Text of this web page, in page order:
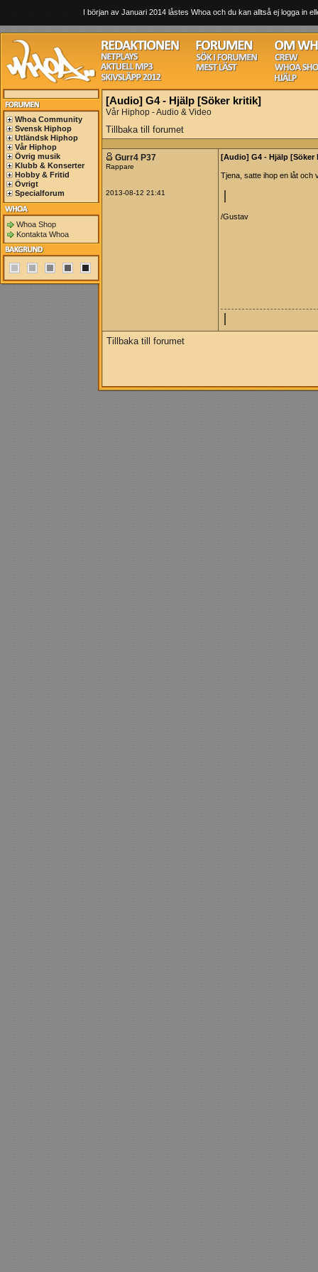
I början av Januari 2014 låstes Whoa och du kan alltså ej logga in
Whoa Community
Svensk Hiphop
Utländsk Hiphop
Vår Hiphop
Övrig musik
Klubb & Konserter
Hobby & Fritid
Övrigt
Specialforum
Whoa Shop
Kontakta Whoa
[Audio] G4 - Hjälp [Söker kritik]
Vår Hiphop - Audio & Video
Tillbaka till forumet
Gurr4 P37
Rappare
2013-08-12 21:41
[Audio] G4 - Hjälp [Söker
Tjena, satte ihop en låt och
/Gustav
Tillbaka till forumet